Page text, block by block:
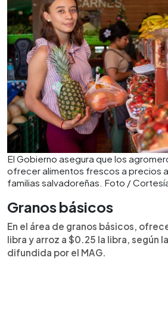
El Gobierno asegura que los
ofrecer alimentos frescos a precios
familias salvadoreñas. Foto /
Granos básicos
En el área de granos básicos,
libra y arroz a $0.25 la libra, según
difundida por el MAG.